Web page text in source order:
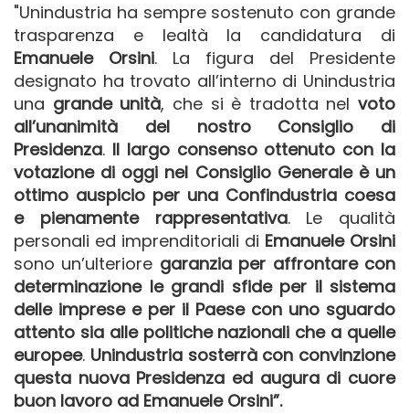
"Unindustria ha sempre sostenuto con grande
trasparenza e lealtà la candidatura di
Emanuele Orsini. La figura del Presidente
designato ha trovato all’interno di Unindustria
una grande unità, che si è tradotta nel voto
all’unanimità del nostro Consiglio di
Presidenza. Il largo consenso ottenuto con la
votazione di oggi nel Consiglio Generale è un
ottimo auspicio per una Confindustria coesa
e pienamente rappresentativa. Le qualità
personali ed imprenditoriali di Emanuele Orsini
sono un’ulteriore garanzia per affrontare con
determinazione le grandi sfide per il sistema
delle imprese e per il Paese con uno sguardo
attento sia alle politiche nazionali che a quelle
europee. Unindustria sosterrà con convinzione
questa nuova Presidenza ed augura di cuore
buon lavoro ad Emanuele Orsini”.